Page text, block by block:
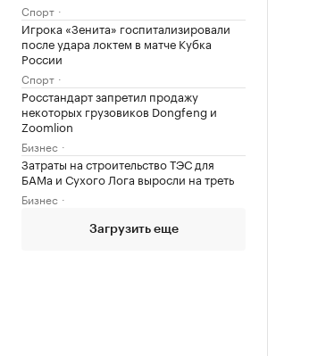
Спорт
Игрока «Зенита» госпитализировали
после удара локтем в матче Кубка
России
Спорт
Росстандарт запретил продажу
некоторых грузовиков Dongfeng и
Zoomlion
Бизнес
Затраты на строительство ТЭС для
БАМа и Сухого Лога выросли на треть
Бизнес
Загрузить еще